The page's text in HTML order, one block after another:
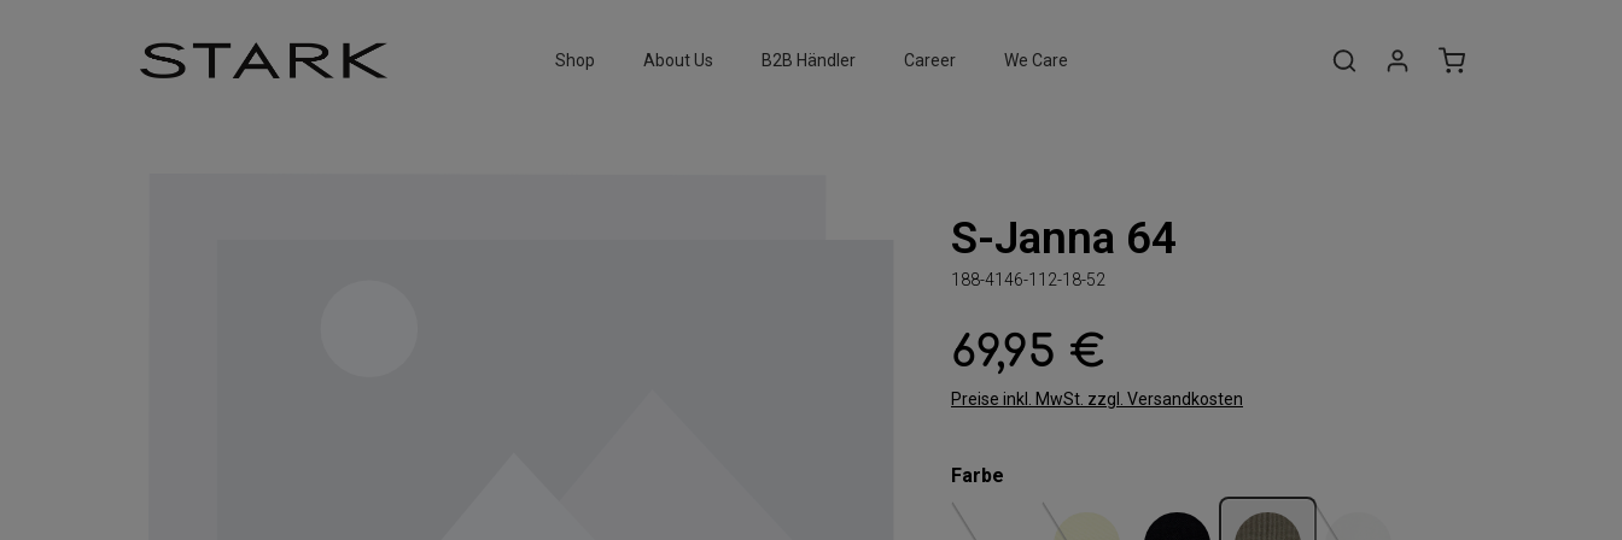
Shop
About Us B2B Händler Career We Care
S-Janna 64
188-4146-112-18-52
Regulärer Preis:
69,95 €
Preise inkl. MwSt. zzgl. Versandkosten
Farbe